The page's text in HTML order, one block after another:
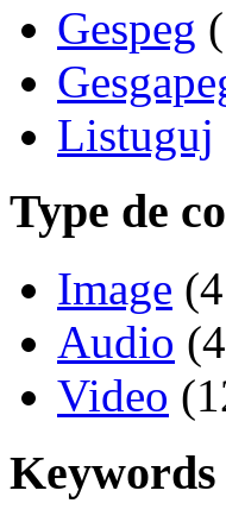
Gespeg
Listuguj
Type de
Image
Audio
Video
Keywords